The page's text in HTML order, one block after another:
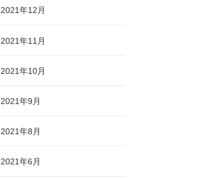
2021年12月
2021年11月
2021年10月
2021年9月
2021年8月
2021年6月